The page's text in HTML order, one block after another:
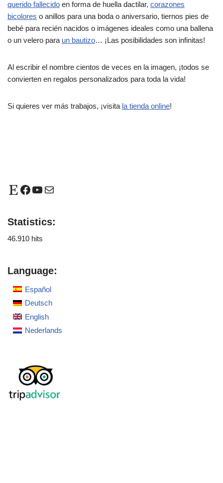
querido fallecido en forma de huella dactilar, corazones
bicolores o anillos para una boda o aniversario, tiernos pies de
bebé para recién nacidos o imágenes ideales como una ballena
o un velero para un bautizo… ¡Las posibilidades son infinitas!
Al escribir el nombre cientos de veces en la imagen, ¡todos se
convierten en regalos personalizados para toda la vida!
Si quieres ver más trabajos, ¡visita la tienda online!
Statistics:
46.910 hits
Language:
Español
Deutsch
English
Nederlands